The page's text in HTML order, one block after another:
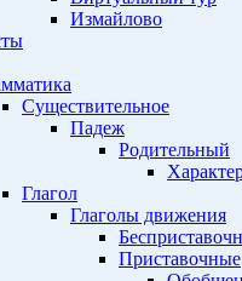
Измайлово
Существительное
Падеж
Родительный
Глагол
Глаголы движения
Приставочные